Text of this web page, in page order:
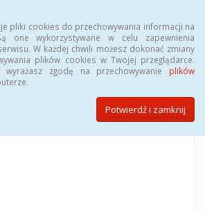
pliki cookies do przechowywania informacji na
one wykorzystywane w celu zapewnienia
W każdej chwili możesz dokonać zmiany
plików cookies w Twojej przeglądarce.
zgodę na przechowywanie plików
Potwierdź i zamknij
PUBLICZNEJ
w Gostyninie